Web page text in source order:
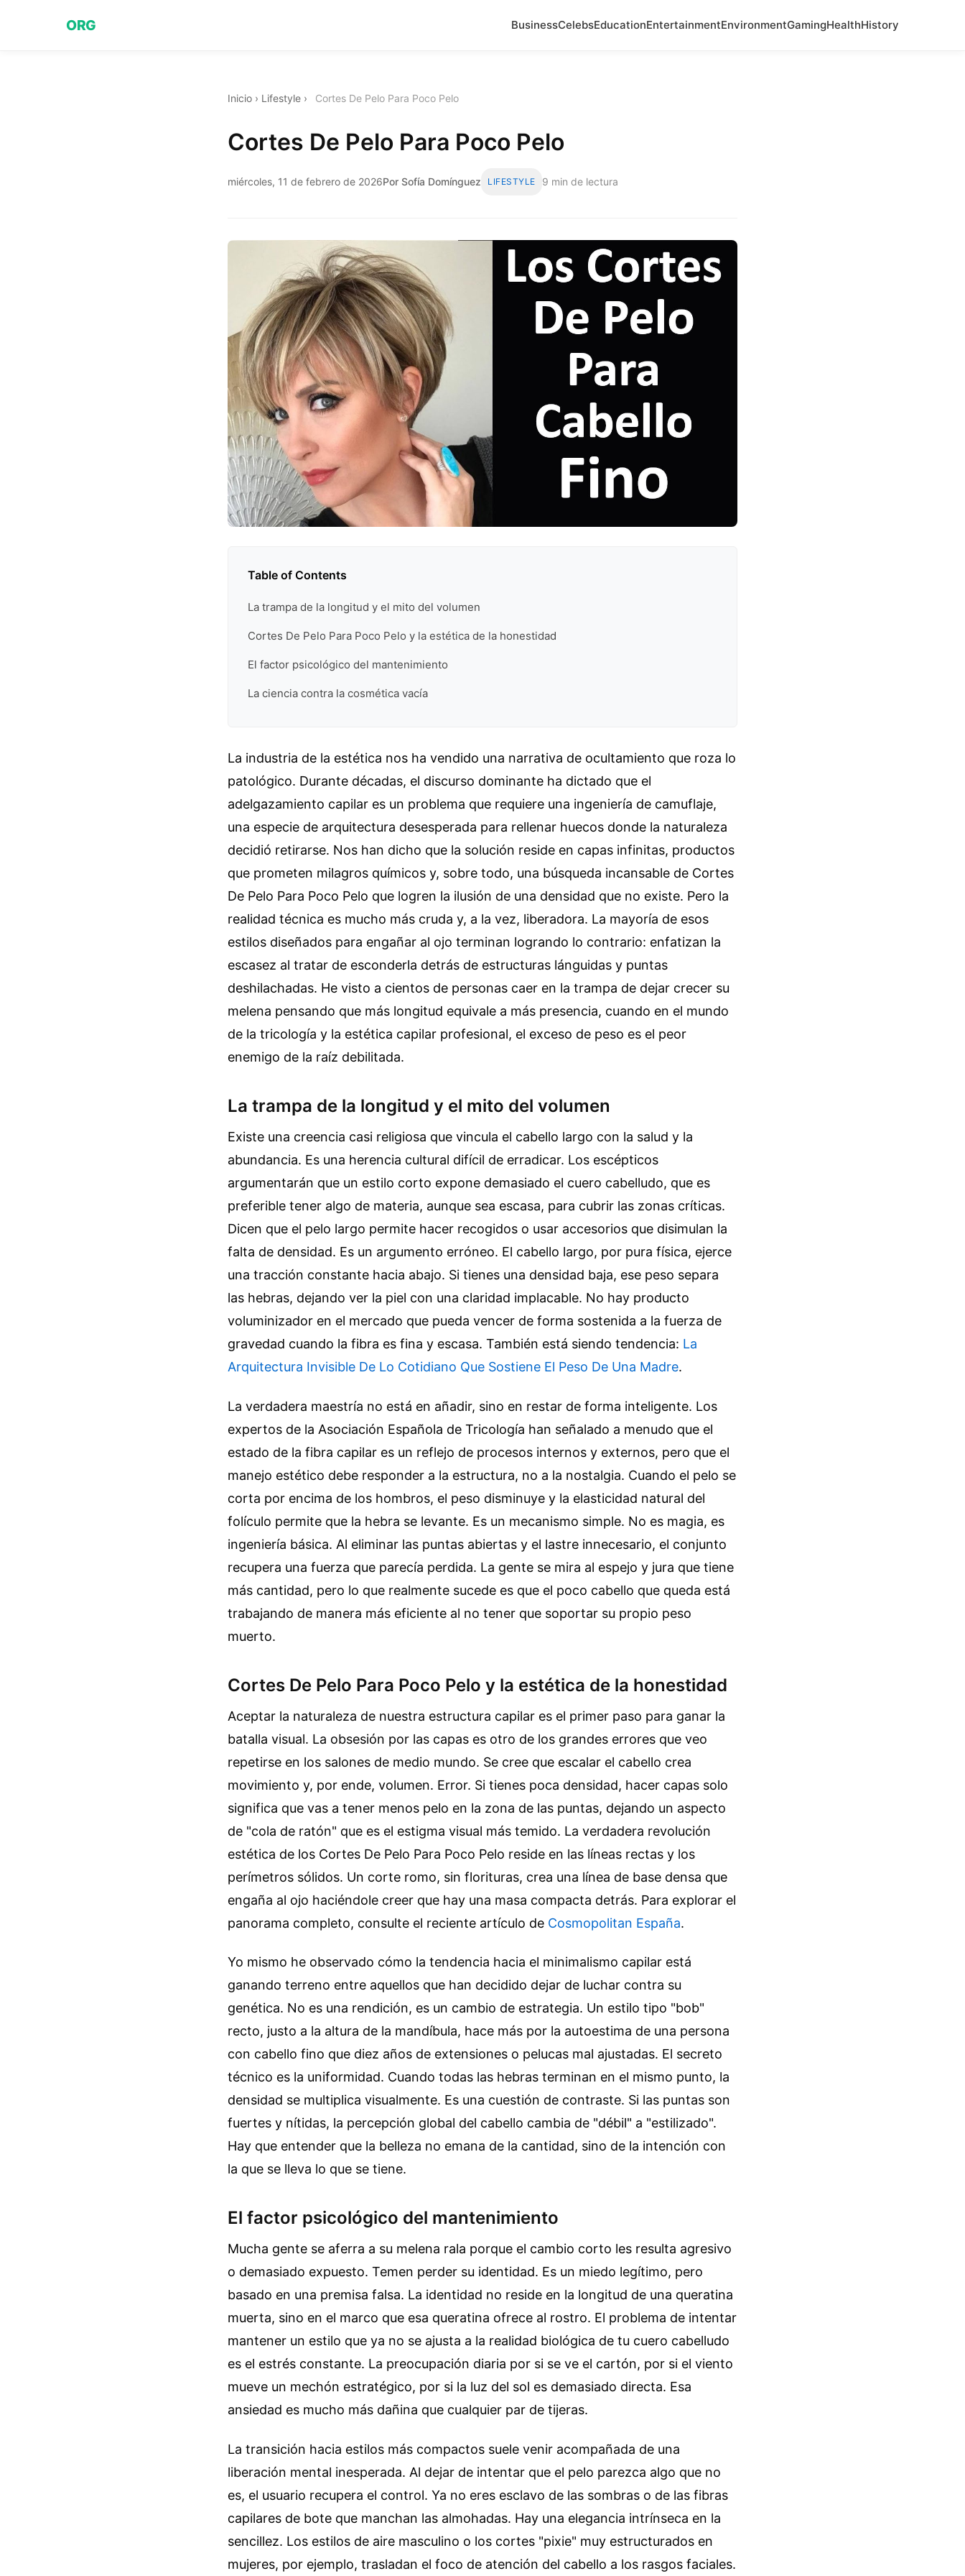
ORG BusinessCelebsEducationEntertainmentEnvironmentGamingHealthHistory
Inicio › Lifestyle › Cortes De Pelo Para Poco Pelo
Cortes De Pelo Para Poco Pelo
miércoles, 11 de febrero de 2026Por Sofía Domínguez LIFESTYLE 9 min de lectura
Table of Contents
La trampa de la longitud y el mito del volumen
Cortes De Pelo Para Poco Pelo y la estética de la honestidad
El factor psicológico del mantenimiento
La ciencia contra la cosmética vacía
La industria de la estética nos ha vendido una narrativa de ocultamiento que roza lo
patológico. Durante décadas, el discurso dominante ha dictado que el
adelgazamiento capilar es un problema que requiere una ingeniería de camuflaje,
una especie de arquitectura desesperada para rellenar huecos donde la naturaleza
decidió retirarse. Nos han dicho que la solución reside en capas infinitas, productos
que prometen milagros químicos y, sobre todo, una búsqueda incansable de Cortes
De Pelo Para Poco Pelo que logren la ilusión de una densidad que no existe. Pero la
realidad técnica es mucho más cruda y, a la vez, liberadora. La mayoría de esos
estilos diseñados para engañar al ojo terminan logrando lo contrario: enfatizan la
escasez al tratar de esconderla detrás de estructuras lánguidas y puntas
deshilachadas. He visto a cientos de personas caer en la trampa de dejar crecer su
melena pensando que más longitud equivale a más presencia, cuando en el mundo
de la tricología y la estética capilar profesional, el exceso de peso es el peor
enemigo de la raíz debilitada.
La trampa de la longitud y el mito del volumen
Existe una creencia casi religiosa que vincula el cabello largo con la salud y la
abundancia. Es una herencia cultural difícil de erradicar. Los escépticos
argumentarán que un estilo corto expone demasiado el cuero cabelludo, que es
preferible tener algo de materia, aunque sea escasa, para cubrir las zonas críticas.
Dicen que el pelo largo permite hacer recogidos o usar accesorios que disimulan la
falta de densidad. Es un argumento erróneo. El cabello largo, por pura física, ejerce
una tracción constante hacia abajo. Si tienes una densidad baja, ese peso separa
las hebras, dejando ver la piel con una claridad implacable. No hay producto
voluminizador en el mercado que pueda vencer de forma sostenida a la fuerza de
gravedad cuando la fibra es fina y escasa. También está siendo tendencia: La
Arquitectura Invisible De Lo Cotidiano Que Sostiene El Peso De Una Madre.
La verdadera maestría no está en añadir, sino en restar de forma inteligente. Los
expertos de la Asociación Española de Tricología han señalado a menudo que el
estado de la fibra capilar es un reflejo de procesos internos y externos, pero que el
manejo estético debe responder a la estructura, no a la nostalgia. Cuando el pelo se
corta por encima de los hombros, el peso disminuye y la elasticidad natural del
folículo permite que la hebra se levante. Es un mecanismo simple. No es magia, es
ingeniería básica. Al eliminar las puntas abiertas y el lastre innecesario, el conjunto
recupera una fuerza que parecía perdida. La gente se mira al espejo y jura que tiene
más cantidad, pero lo que realmente sucede es que el poco cabello que queda está
trabajando de manera más eficiente al no tener que soportar su propio peso
muerto.
Cortes De Pelo Para Poco Pelo y la estética de la honestidad
Aceptar la naturaleza de nuestra estructura capilar es el primer paso para ganar la
batalla visual. La obsesión por las capas es otro de los grandes errores que veo
repetirse en los salones de medio mundo. Se cree que escalar el cabello crea
movimiento y, por ende, volumen. Error. Si tienes poca densidad, hacer capas solo
significa que vas a tener menos pelo en la zona de las puntas, dejando un aspecto
de "cola de ratón" que es el estigma visual más temido. La verdadera revolución
estética de los Cortes De Pelo Para Poco Pelo reside en las líneas rectas y los
perímetros sólidos. Un corte romo, sin florituras, crea una línea de base densa que
engaña al ojo haciéndole creer que hay una masa compacta detrás. Para explorar el
panorama completo, consulte el reciente artículo de Cosmopolitan España.
Yo mismo he observado cómo la tendencia hacia el minimalismo capilar está
ganando terreno entre aquellos que han decidido dejar de luchar contra su
genética. No es una rendición, es un cambio de estrategia. Un estilo tipo "bob"
recto, justo a la altura de la mandíbula, hace más por la autoestima de una persona
con cabello fino que diez años de extensiones o pelucas mal ajustadas. El secreto
técnico es la uniformidad. Cuando todas las hebras terminan en el mismo punto, la
densidad se multiplica visualmente. Es una cuestión de contraste. Si las puntas son
fuertes y nítidas, la percepción global del cabello cambia de "débil" a "estilizado".
Hay que entender que la belleza no emana de la cantidad, sino de la intención con
la que se lleva lo que se tiene.
El factor psicológico del mantenimiento
Mucha gente se aferra a su melena rala porque el cambio corto les resulta agresivo
o demasiado expuesto. Temen perder su identidad. Es un miedo legítimo, pero
basado en una premisa falsa. La identidad no reside en la longitud de una queratina
muerta, sino en el marco que esa queratina ofrece al rostro. El problema de intentar
mantener un estilo que ya no se ajusta a la realidad biológica de tu cuero cabelludo
es el estrés constante. La preocupación diaria por si se ve el cartón, por si el viento
mueve un mechón estratégico, por si la luz del sol es demasiado directa. Esa
ansiedad es mucho más dañina que cualquier par de tijeras.
La transición hacia estilos más compactos suele venir acompañada de una
liberación mental inesperada. Al dejar de intentar que el pelo parezca algo que no
es, el usuario recupera el control. Ya no eres esclavo de las sombras o de las fibras
capilares de bote que manchan las almohadas. Hay una elegancia intrínseca en la
sencillez. Los estilos de aire masculino o los cortes "pixie" muy estructurados en
mujeres, por ejemplo, trasladan el foco de atención del cabello a los rasgos faciales.